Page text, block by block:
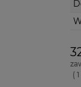
(